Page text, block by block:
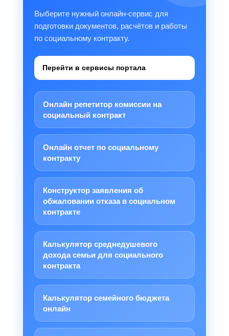
Выберите нужный онлайн-сервис для
подготовки документов, расчётов и работы
по социальному контракту.
Перейти в сервисы портала
Онлайн репетитор комиссии на
социальный контракт
Онлайн отчет по социальному
контракту
Конструктор заявления об
обжаловании отказа в социальном
контракте
Калькулятор среднедушевого
дохода семьи для социального
контракта
Калькулятор семейного бюджета
онлайн